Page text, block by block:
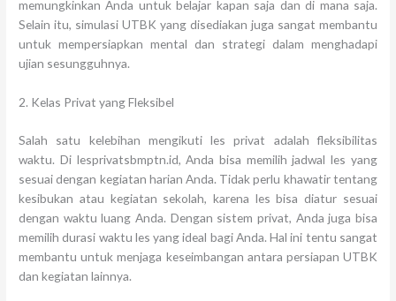
memungkinkan Anda untuk belajar kapan saja dan di mana saja.
Selain itu, simulasi UTBK yang disediakan juga sangat membantu
untuk mempersiapkan mental dan strategi dalam menghadapi
ujian sesungguhnya.
2. Kelas Privat yang Fleksibel
Salah satu kelebihan mengikuti les privat adalah fleksibilitas
waktu. Di lesprivatsbmptn.id, Anda bisa memilih jadwal les yang
sesuai dengan kegiatan harian Anda. Tidak perlu khawatir tentang
kesibukan atau kegiatan sekolah, karena les bisa diatur sesuai
dengan waktu luang Anda. Dengan sistem privat, Anda juga bisa
memilih durasi waktu les yang ideal bagi Anda. Hal ini tentu sangat
membantu untuk menjaga keseimbangan antara persiapan UTBK
dan kegiatan lainnya.